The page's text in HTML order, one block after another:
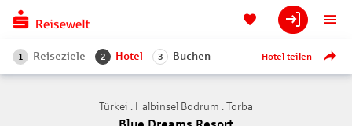
1 Reiseziele 2 Hotel 3 Buchen Hotel teilen
Türkei . Halbinsel Bodrum . Torba